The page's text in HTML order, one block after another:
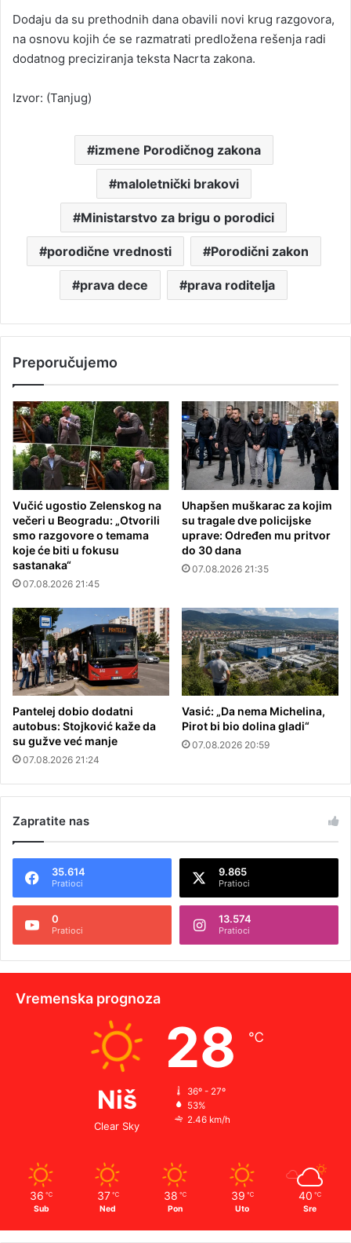
Dodaju da su prethodnih dana obavili novi krug razgovora,
na osnovu kojih će se razmatrati predložena rešenja radi
dodatnog preciziranja teksta Nacrta zakona.
Izvor: (Tanjug)
izmene Porodičnog zakona
maloletnički brakovi
Ministarstvo za brigu o porodici
porodične vrednosti Porodični zakon
prava dece prava roditelja
Preporučujemo
Vučić ugostio Zelenskog na
večeri u Beogradu: „Otvorili
smo razgovore o temama
koje će biti u fokusu
sastanaka“
07.08.2026 21:45
Uhapšen muškarac za kojim
su tragale dve policijske
uprave: Određen mu pritvor
do 30 dana
07.08.2026 21:35
Pantelej dobio dodatni
autobus: Stojković kaže da
su gužve već manje
07.08.2026 21:24
Vasić: „Da nema Michelina,
Pirot bi bio dolina gladi“
07.08.2026 20:59
Zapratite nas
35.614
Pratioci
9.865
Pratioci
0
Pratioci
13.574
Pratioci
Vremenska prognoza
Niš
Clear Sky
28 ℃
36º - 27º
53%
2.46 km/h
36 ℃
Sub
37 ℃
Ned
38 ℃
Pon
39 ℃
Uto
40 ℃
Sre